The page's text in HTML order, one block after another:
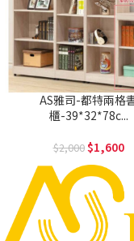
AS雅司-都特兩格
櫃-39*32*78c...
2,000 1,600